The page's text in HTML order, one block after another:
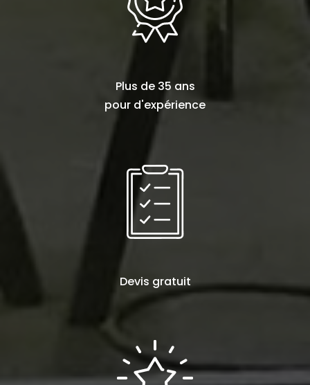
Plus de 35 ans
pour d'expérience
Devis gratuit